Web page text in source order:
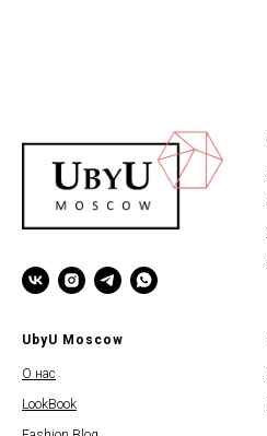
UbyU Moscow
О нас
LookBook